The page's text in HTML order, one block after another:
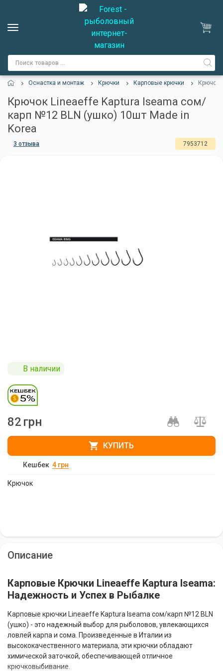
Оснастка и монтаж Крючки Карповые крючки Крючок
Крючок Lineaeffe Kaptura Iseama сом/
карп №12 BLN (ушко) 10шт Made in
Korea
3 отзыва 7953712
Крючок
В наличии
82 грн
КУПИТЬ
Кешбек 4 грн
Описание
Карповые Крючки Lineaeffe Kaptura Iseama:
Надежность и Успех в Рыбалке
Карповые крючки Lineaeffe Kaptura Iseama сом/карп №12 BLN
(ушко) - это надежный выбор для рыболовов, увлекающихся
ловлей карпа и сома. Произведенные в Италии из
высококачественного материала, эти крючки обладают
химической заточкой, обеспечивающей отличное
крючковыбивание.